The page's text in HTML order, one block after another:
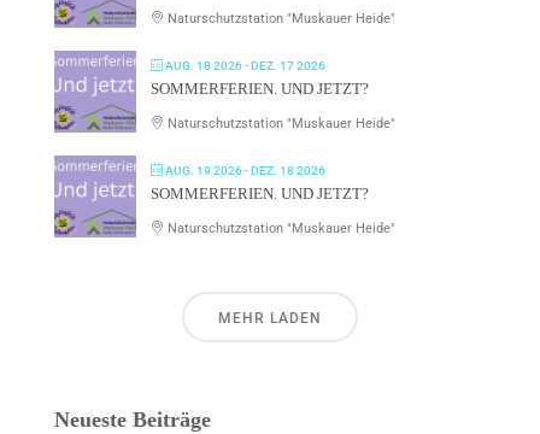
Naturschutzstation "Muskauer Heide"
AUG. 18 2026- DEZ. 17 2026
SOMMERFERIEN. UND JETZT?
Naturschutzstation "Muskauer Heide"
AUG. 19 2026- DEZ. 18 2026
SOMMERFERIEN. UND JETZT?
Naturschutzstation "Muskauer Heide"
MEHR LADEN
Neueste Beiträge